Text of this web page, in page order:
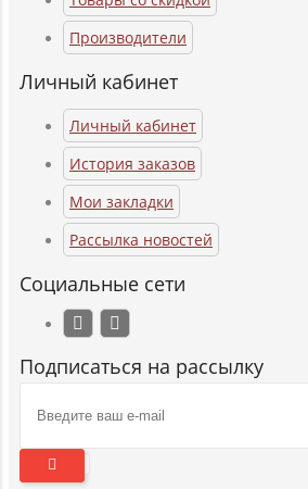
Производители
Личный кабинет
Личный кабинет
История заказов
Мои закладки
Рассылка новостей
Социальные сети
Подписаться на рассылку